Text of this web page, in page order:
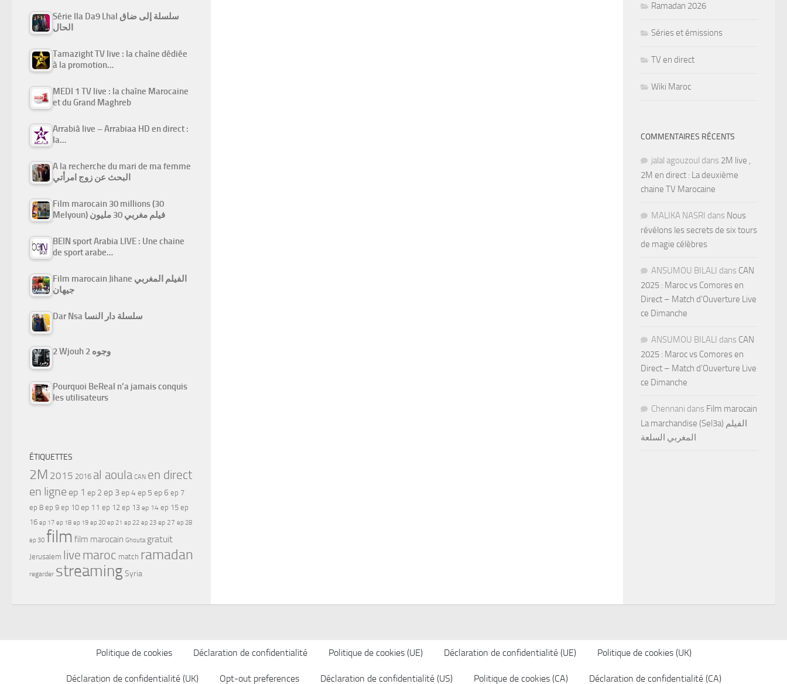
Série Ila Da9 Lhal سلسلة إلى ضاق
الحال
Tamazight TV live : la chaîne dédiée
à la promotion…
MEDI 1 TV live : la chaîne Marocaine
et du Grand Maghreb
Arrabiâ live – Arrabiaa HD en direct :
la…
A la recherche du mari de ma femme
البحث عن زوج امرأتي
Film marocain 30 millions (30
Melyoun) فيلم مغربي 30 مليون
BEIN sport Arabia LIVE : Une chaine
de sport arabe…
Film marocain Jihane الفيلم المغربي
جيهان
Dar Nsa سلسلة دار النسا
2 Wjouh 2 وجوه
Pourquoi BeReal n’a jamais conquis
les utilisateurs
ÉTIQUETTES
2M 2015 2016 al aoula CAN en direct
en ligne ep 1 ep 2 ep 3ep 4ep 5 ep 6 ep 7
ep 8 ep 9 ep 10 ep 11 ep 12 ep 13 ep 14 ep 15 ep
16 ep 17 ep 18 ep 19 ep 20 ep 21 ep 22 ep 23 ep 27 ep 28
ep 30 film film marocain Ghouta gratuit
Jerusalem live maroc match ramadan
regarder streamingSyria
Ramadan 2026
Séries et émissions
TV en direct
Wiki Maroc
COMMENTAIRES RÉCENTS
jalal agouzoul dans 2M live ,
2M en direct : La deuxième
chaine TV Marocaine
MALIKA NASRI dans Nous
révélons les secrets de six tours
de magie célèbres
ANSUMOU BILALI dans CAN
2025 : Maroc vs Comores en
Direct – Match d’Ouverture Live
ce Dimanche
ANSUMOU BILALI dans CAN
2025 : Maroc vs Comores en
Direct – Match d’Ouverture Live
ce Dimanche
Chennani dans Film marocain
La marchandise (Sel3a) الفيلم
المغربي السلعة
Politique de cookies Déclaration de confidentialité Politique de cookies (UE) Déclaration de confidentialité (UE) Politique de cookies (UK)
Déclaration de confidentialité (UK) Opt-out preferences Déclaration de confidentialité (US) Politique de cookies (CA) Déclaration de confidentialité (CA)